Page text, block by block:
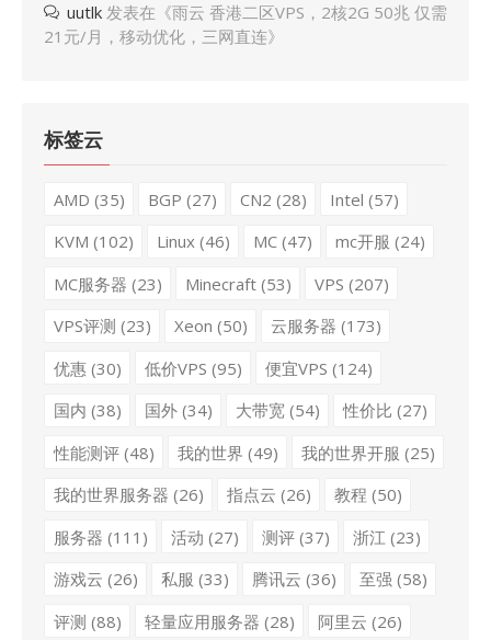
uutlk 发表在《雨云 香港二区VPS，2核2G 50兆 仅需
21元/月，移动优化，三网直连》
标签云
AMD (35) BGP (27) CN2 (28) Intel (57)
KVM (102) Linux(46) MC(47) mc开服 (24)
MC服务器 (23) Minecraft(53) VPS (207)
VPS评测 (23) Xeon (50) 云服务器 (173)
优惠(30) 低价VPS (95) 便宜VPS (124)
国内 (38) 国外(34) 大带宽(54) 性价比 (27)
性能测评(48) 我的世界 (49) 我的世界开服 (25)
我的世界服务器 (26) 指点云 (26) 教程 (50)
服务器 (111) 活动 (27) 测评(37) 浙江 (23)
游戏云 (26) 私服 (33) 腾讯云 (36) 至强 (58)
评测 (88) 轻量应用服务器 (28) 阿里云 (26)